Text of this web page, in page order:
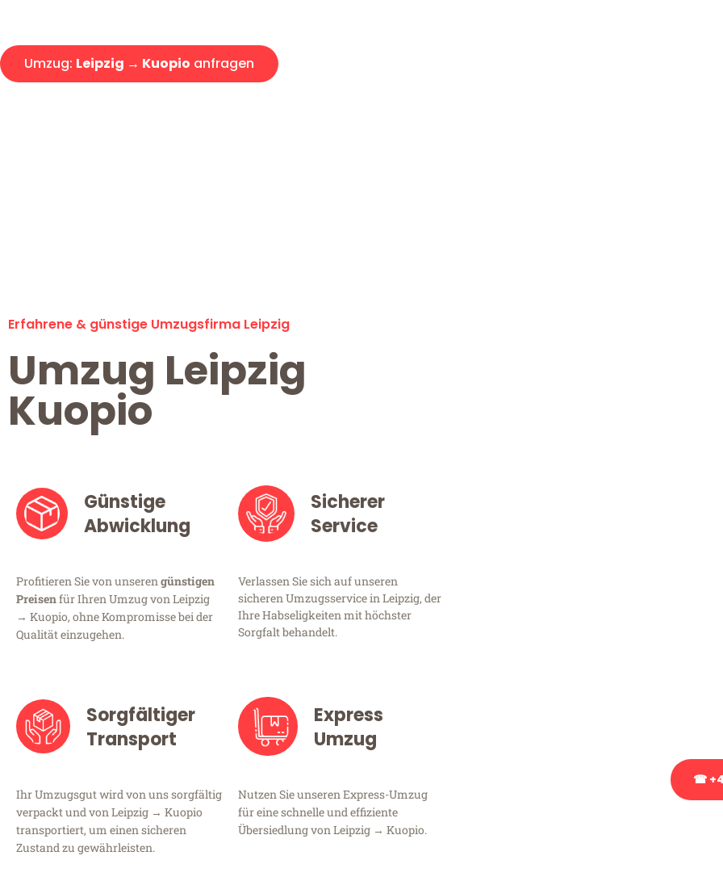
Umzug: Leipzig → Kuopio anfragen
Erfahrene & günstige Umzugsfirma Leipzig
Umzug Leipzig
Kuopio
Günstige
Abwicklung
Profitieren Sie von unserengünstigen
Preisenfür Ihren Umzug von Leipzig
→ Kuopio, ohne Kompromisse bei der
Qualität einzugehen.
Sicherer
Service
Verlassen Sie sich auf unseren
sicheren Umzugsservice in Leipzig, der
Ihre Habseligkeiten mit höchster
Sorgfalt behandelt.
Sorgfältiger
Transport
Ihr Umzugsgut wird von uns sorgfältig
verpackt und von Leipzig → Kuopio
transportiert, um einen sicheren
Zustand zu gewährleisten.
Express
Umzug
Nutzen Sie unseren Express-Umzug
für eine schnelle und effiziente
Übersiedlung von Leipzig → Kuopio.
☎